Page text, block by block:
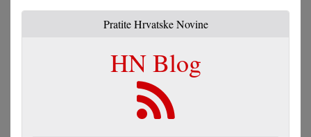
Pratite Hrvatske Novine
HN Blog